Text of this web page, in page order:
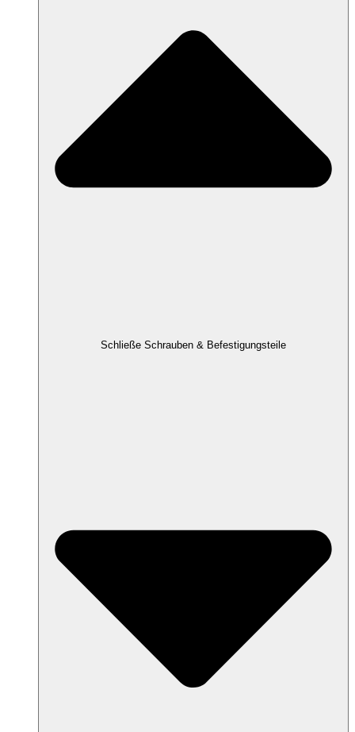
Schließe Schrauben & Befestigungsteile